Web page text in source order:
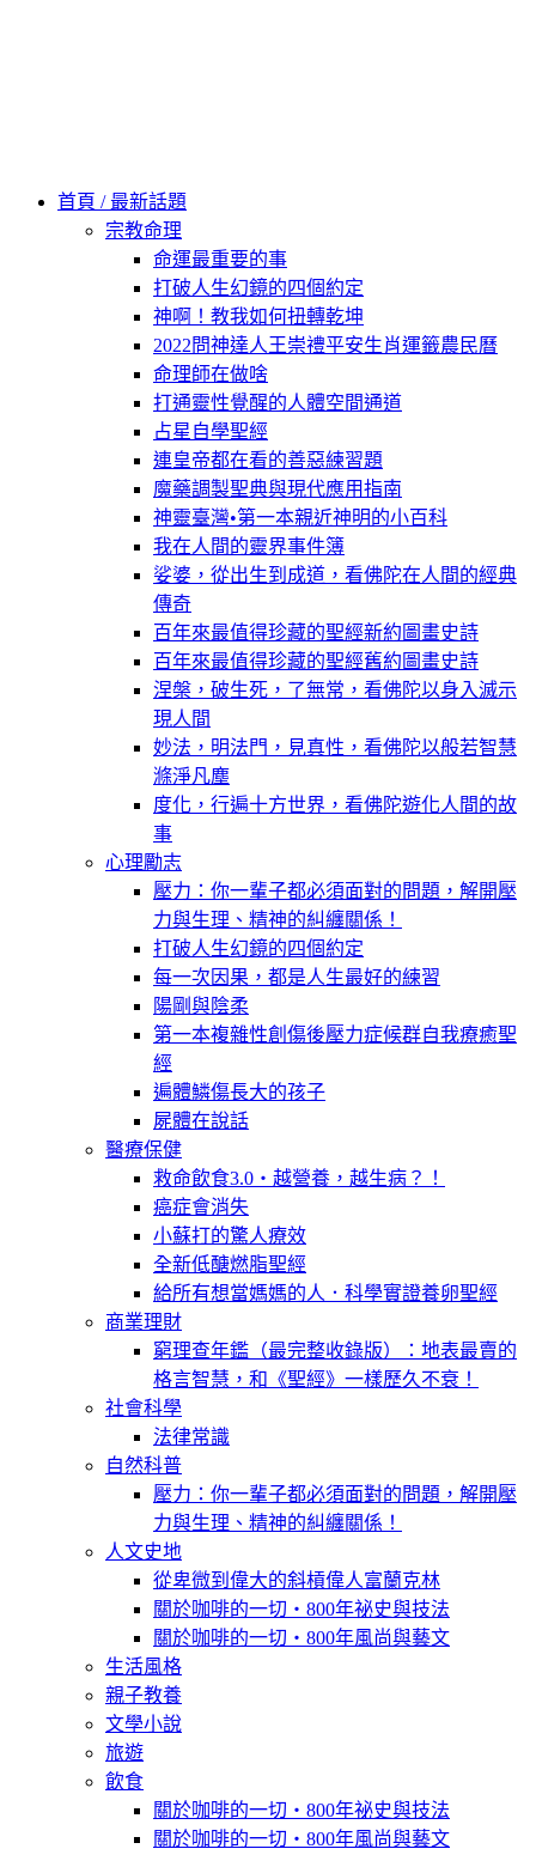
首頁 / 最新話題
宗教命理
命運最重要的事
打破人生幻鏡的四個約定
神啊！教我如何扭轉乾坤
2022問神達人王崇禮平安生肖運籤農民曆
命理師在做啥
打通靈性覺醒的人體空間通道
占星自學聖經
連皇帝都在看的善惡練習題
魔藥調製聖典與現代應用指南
神靈臺灣•第一本親近神明的小百科
我在人間的靈界事件簿
娑婆，從出生到成道，看佛陀在人間的經典
傳奇
百年來最值得珍藏的聖經新約圖畫史詩
百年來最值得珍藏的聖經舊約圖畫史詩
涅槃，破生死，了無常，看佛陀以身入滅示
現人間
妙法，明法門，見真性，看佛陀以般若智慧
滌淨凡塵
度化，行遍十方世界，看佛陀遊化人間的故
事
心理勵志
壓力：你一輩子都必須面對的問題，解開壓
力與生理、精神的糾纏關係！
打破人生幻鏡的四個約定
每一次因果，都是人生最好的練習
陽剛與陰柔
第一本複雜性創傷後壓力症候群自我療癒聖
經
遍體鱗傷長大的孩子
屍體在說話
醫療保健
救命飲食3.0‧越營養，越生病？！
癌症會消失
小蘇打的驚人療效
全新低醣燃脂聖經
給所有想當媽媽的人．科學實證養卵聖經
商業理財
窮理查年鑑（最完整收錄版）：地表最賣的
格言智慧，和《聖經》一樣歷久不衰！
社會科學
法律常識
自然科普
壓力：你一輩子都必須面對的問題，解開壓
力與生理、精神的糾纏關係！
人文史地
從卑微到偉大的斜槓偉人富蘭克林
關於咖啡的一切‧800年祕史與技法
關於咖啡的一切‧800年風尚與藝文
生活風格
親子教養
文學小說
旅遊
飲食
關於咖啡的一切‧800年祕史與技法
關於咖啡的一切‧800年風尚與藝文